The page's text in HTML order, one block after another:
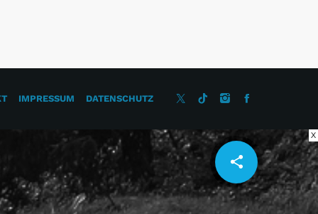
share
email
IMPRESSUM DATENSCHUTZ
X